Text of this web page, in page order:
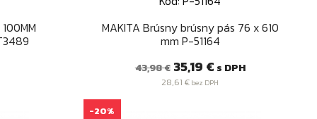
MAKITA Brúsny brúsny pás 76 x 610
mm P-51164
Bežná
cena
43,98 € Cena
35,19 € s DPH
28,61 € bez DPH
Rýchly náhľad
-20%